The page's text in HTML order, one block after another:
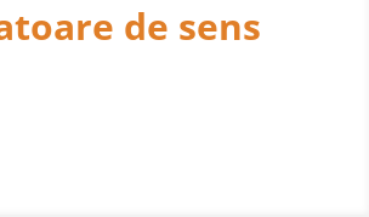
de sens